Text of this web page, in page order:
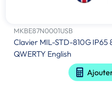
MKBE87N0001USB
Clavier MIL-STD-810G
QWERTY English